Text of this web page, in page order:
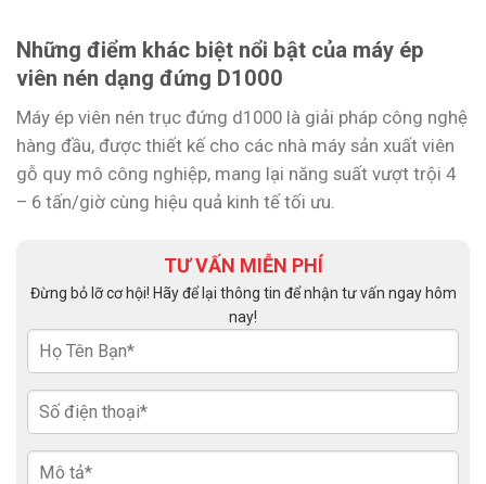
Những điểm khác biệt nổi bật của máy ép
viên nén dạng đứng D1000
Máy ép viên nén trục đứng d1000 là giải pháp công nghệ
hàng đầu, được thiết kế cho các nhà máy sản xuất viên
gỗ quy mô công nghiệp, mang lại năng suất vượt trội 4
– 6 tấn/giờ cùng hiệu quả kinh tế tối ưu.
TƯ VẤN MIỄN PHÍ
Đừng bỏ lỡ cơ hội! Hãy để lại thông tin để nhận tư vấn ngay hôm
nay!